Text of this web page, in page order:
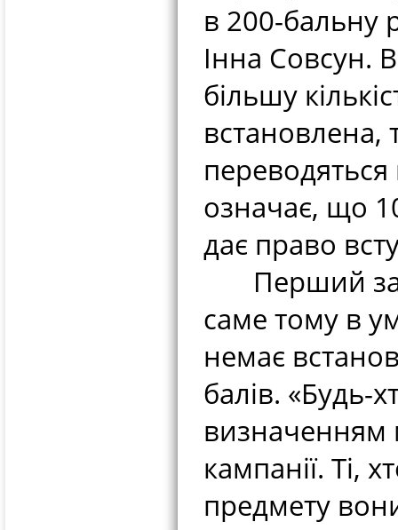
в 200-бальну
Інна Совсун.
більшу
встановлена,
означає, що
дає право
Перший
саме тому в
немає
балів. «Будь-
визначенням
кампанії. Ті,
предмету